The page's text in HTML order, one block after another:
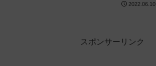
2022.06.10
スポンサーリンク